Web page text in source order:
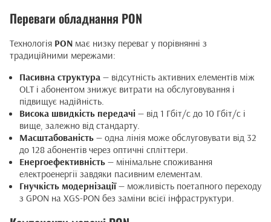
Переваги обладнання PON
Технологія PON має низку переваг у порівнянні з
традиційними мережами:
Пасивна структура — відсутність активних елементів між
OLT і абонентом знижує витрати на обслуговування і
підвищує надійність.
Висока швидкість передачі — від 1 Гбіт/с до 10 Гбіт/с і
вище, залежно від стандарту.
Масштабованість — одна лінія може обслуговувати від 32
до 128 абонентів через оптичні спліттери.
Енергоефективність — мінімальне споживання
електроенергії завдяки пасивним елементам.
Гнучкість модернізації— можливість поетапного переходу
з GPON на XGS-PON без заміни всієї інфраструктури.